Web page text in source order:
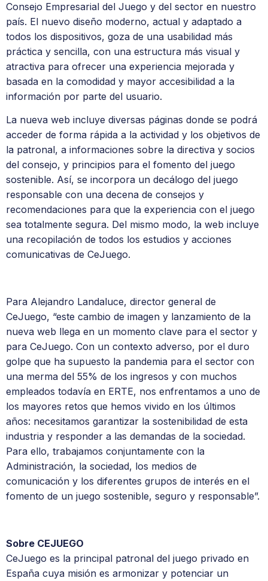
Consejo Empresarial del Juego y del sector en nuestro
país. El nuevo diseño moderno, actual y adaptado a
todos los dispositivos, goza de una usabilidad más
práctica y sencilla, con una estructura más visual y
atractiva para ofrecer una experiencia mejorada y
basada en la comodidad y mayor accesibilidad a la
información por parte del usuario.
La nueva web incluye diversas páginas donde se podrá
acceder de forma rápida a la actividad y los objetivos de
la patronal, a informaciones sobre la directiva y socios
del consejo, y principios para el fomento del juego
sostenible. Así, se incorpora un decálogo del juego
responsable con una decena de consejos y
recomendaciones para que la experiencia con el juego
sea totalmente segura. Del mismo modo, la web incluye
una recopilación de todos los estudios y acciones
comunicativas de CeJuego.
Para Alejandro Landaluce, director general de
CeJuego, “este cambio de imagen y lanzamiento de la
nueva web llega en un momento clave para el sector y
para CeJuego. Con un contexto adverso, por el duro
golpe que ha supuesto la pandemia para el sector con
una merma del 55% de los ingresos y con muchos
empleados todavía en ERTE, nos enfrentamos a uno de
los mayores retos que hemos vivido en los últimos
años: necesitamos garantizar la sostenibilidad de esta
industria y responder a las demandas de la sociedad.
Para ello, trabajamos conjuntamente con la
Administración, la sociedad, los medios de
comunicación y los diferentes grupos de interés en el
fomento de un juego sostenible, seguro y responsable”.
Sobre CEJUEGO
CeJuego es la principal patronal del juego privado en
España cuya misión es armonizar y potenciar un